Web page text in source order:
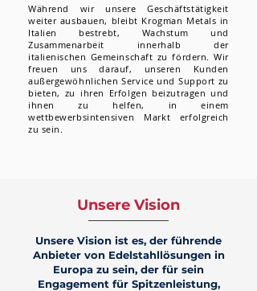
Während wir unsere Geschäftstätigkeit
weiter ausbauen, bleibt Krogman Metals in
Italien bestrebt, Wachstum und
Zusammenarbeit innerhalb der
italienischen Gemeinschaft zu fördern. Wir
freuen uns darauf, unseren Kunden
außergewöhnlichen Service und Support zu
bieten, zu ihren Erfolgen beizutragen und
ihnen zu helfen, in einem
wettbewerbsintensiven Markt erfolgreich
zu sein.
Unsere Vision
Unsere Vision ist es, der führende
Anbieter von Edelstahllösungen in
Europa zu sein, der für sein
Engagement für Spitzenleistung,